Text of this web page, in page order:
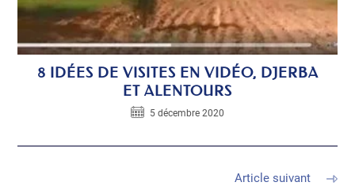
8 IDÉES DE VISITES EN VIDÉO, DJERBA
ET ALENTOURS
5 décembre 2020
Article suivant